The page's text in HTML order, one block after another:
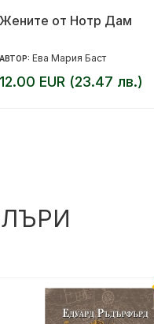
Жените от Нотр Дам
АВТОР: Ева Мария Баст
12.00 EUR (23.47 лв.)